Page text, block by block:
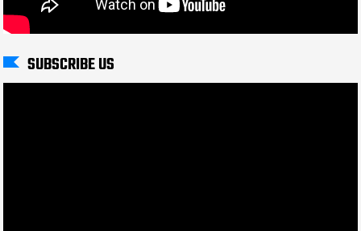
SUBSCRIBE US